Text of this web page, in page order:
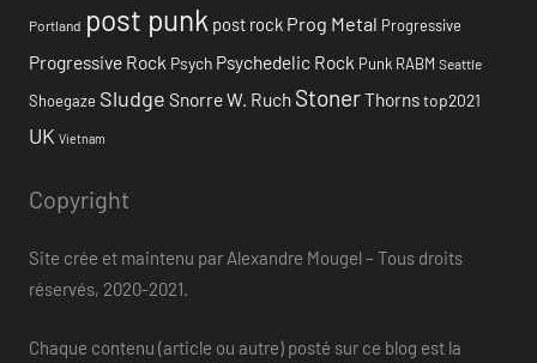
Portland post punk post rock Prog Metal Progressive
Progressive Rock Psych Psychedelic Rock Punk RABM Seattle
Shoegaze Sludge Snorre W. Ruch StonerThornstop2021
UK Vietnam
Copyright
Site crée et maintenu par Alexandre Mougel – Tous droits
réservés, 2020-2021.
Chaque contenu (article ou autre) posté sur ce blog est la